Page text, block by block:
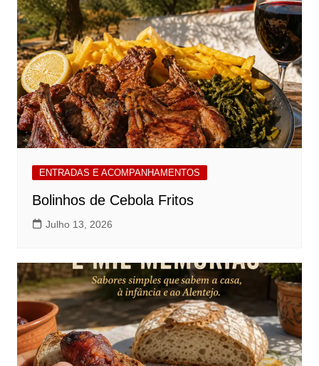
ENTRADAS E ACOMPANHAMENTOS
Bolinhos de Cebola Fritos
Julho 13, 2026